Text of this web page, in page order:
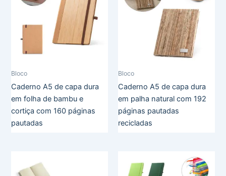
Bloco
Caderno A5 de capa dura
em folha de bambu e
cortiça com 160 páginas
pautadas
Bloco
Caderno A5 de capa dura
em palha natural com 192
páginas pautadas
recicladas